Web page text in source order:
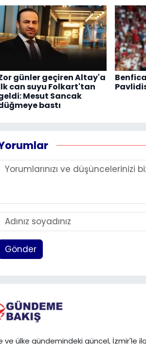
günler geçiren Altay'a
can suyu Folkart'tan
Mesut Sancak
bastı
Gönder
ve ülke gündemindeki güncel, İzmir'le